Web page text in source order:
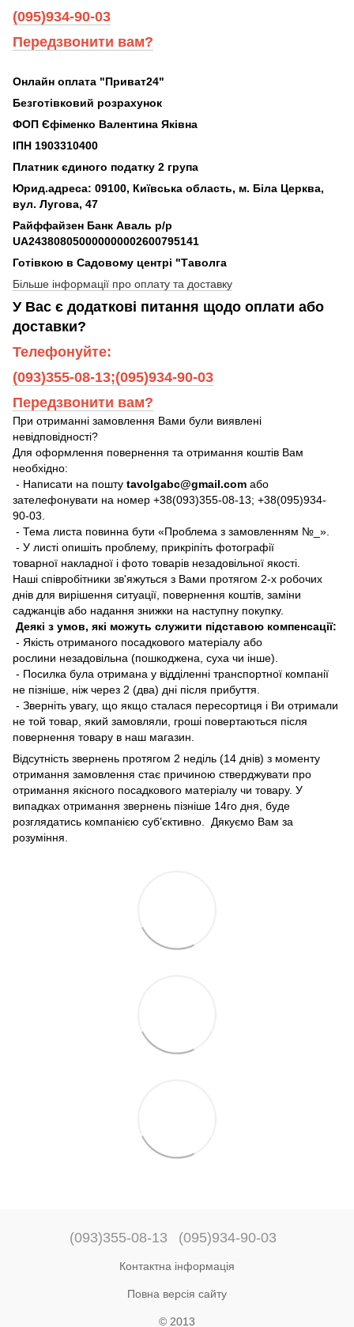
(095)934-90-03
Передзвонити вам?
Онлайн оплата "Приват24"
Безготівковий розрахунок
ФОП Єфіменко Валентина Яківна
ІПН 1903310400
Платник єдиного податку 2 група
Юрид.адреса: 09100, Київська область, м. Біла Церква,
вул. Лугова, 47
Райффайзен Банк Аваль р/р
UA243808050000000002600795141
Готівкою в Садовому центрі "Таволга
Більше інформації про оплату та доставку
У Вас є додаткові питання щодо оплати або
доставки?
Телефонуйте:
(093)355-08-13;(095)934-90-03
Передзвонити вам?
При отриманні замовлення Вами були виявлені
невідповідності?
Для оформлення повернення та отримання коштів Вам
необхідно:
- Написати на пошту tavolgabc@gmail.com або
зателефонувати на номер +38(093)355-08-13; +38(095)934-
90-03.
- Тема листа повинна бути «Проблема з замовленням №_».
- У листі опишіть проблему, прикріпіть фотографії
товарної накладної і фото товарів незадовільної якості.
Наші співробітники зв'яжуться з Вами протягом 2-х робочих
днів для вирішення ситуації, повернення коштів, заміни
саджанців або надання знижки на наступну покупку.
Деякі з умов, які можуть служити підставою компенсації:
- Якість отриманого посадкового матеріалу або
рослини незадовільна (пошкоджена, суха чи інше).
- Посилка була отримана у відділенні транспортної компанії
не пізніше, ніж через 2 (два) дні після прибуття.
- Зверніть увагу, що якщо сталася пересортиця і Ви отримали
не той товар, який замовляли, гроші повертаються після
повернення товару в наш магазин.
Відсутність звернень протягом 2 неділь (14 днів) з моменту
отримання замовлення стає причиною стверджувати про
отримання якісного посадкового матеріалу чи товару. У
випадках отримання звернень пізніше 14го дня, буде
розглядатись компанією суб’єктивно. Дякуємо Вам за
розуміння.
(093)355-08-13 (095)934-90-03
Контактна інформація
Повна версія сайту
© 2013